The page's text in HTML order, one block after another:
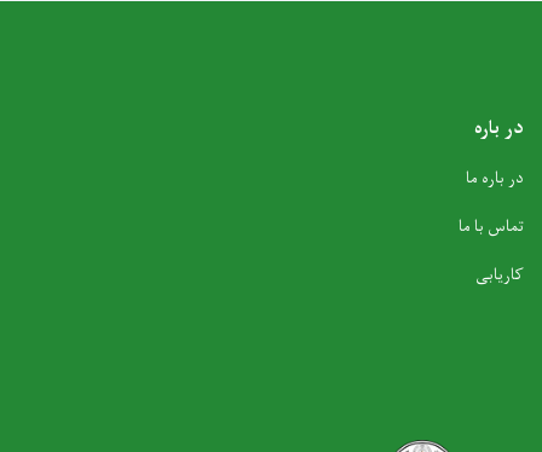
در باره
در باره ما
تماس با ما
کاریابی